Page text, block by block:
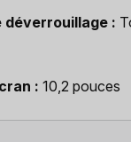
déverrouillage
10,2 pouces